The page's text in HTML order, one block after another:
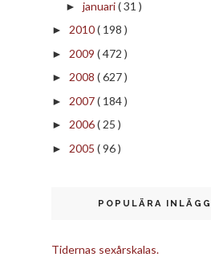
► januari( 31 )
► 2010( 198 )
► 2009 ( 472 )
► 2008 ( 627 )
► 2007( 184 )
► 2006( 25 )
► 2005 ( 96 )
POPULÄRA INLÄGG
Tidernas sexårskalas.